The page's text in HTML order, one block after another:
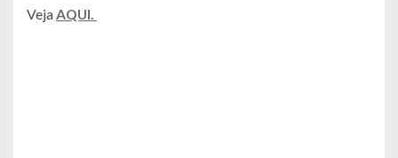
VejaAQUI.